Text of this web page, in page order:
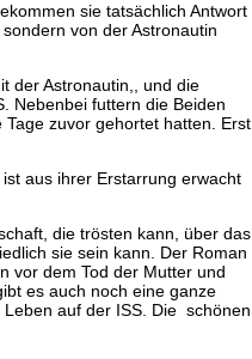
sie tatsächlich Antwort
von der Astronautin
der Astronautin,, und die
Nebenbei futtern die Beiden
zuvor gehortet hatten. Erst
aus ihrer Erstarrung erwacht
die trösten kann, über das
sie sein kann. Der Roman
vor dem Tod der Mutter und
es auch noch eine ganze
auf der ISS. Die schönen